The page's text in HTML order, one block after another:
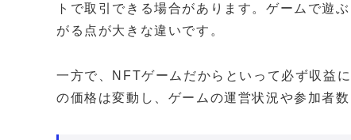
トで取引できる場合があります。ゲームで遊
がる点が大きな違いです。
一方で、NFTゲームだからといって必ず収益
の価格は変動し、ゲームの運営状況や参加者